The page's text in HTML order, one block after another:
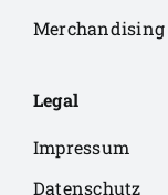
Merchandising
Legal
Impressum
Datenschutz